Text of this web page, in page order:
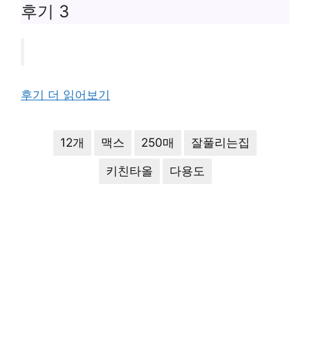
후기 3
후기 더 읽어보기
12개 맥스 250매 잘풀리는집
키친타올 다용도